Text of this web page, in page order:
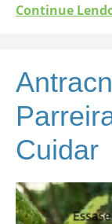
Continue
Cuidar